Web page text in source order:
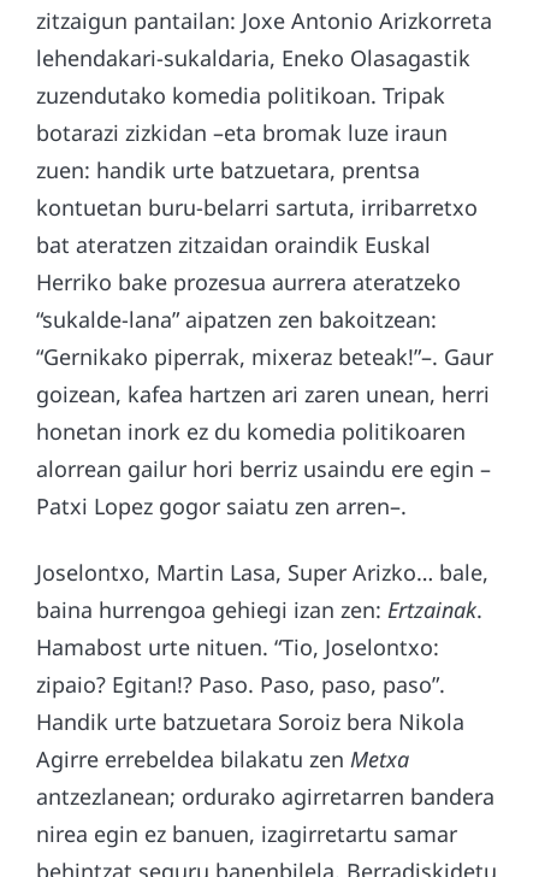
zitzaigun pantailan: Joxe Antonio Arizkorreta
lehendakari-sukaldaria, Eneko Olasagastik
zuzendutako komedia politikoan. Tripak
botarazi zizkidan –eta bromak luze iraun
zuen: handik urte batzuetara, prentsa
kontuetan buru-belarri sartuta, irribarretxo
bat ateratzen zitzaidan oraindik Euskal
Herriko bake prozesua aurrera ateratzeko
“sukalde-lana” aipatzen zen bakoitzean:
“Gernikako piperrak, mixeraz beteak!”–. Gaur
goizean, kafea hartzen ari zaren unean, herri
honetan inork ez du komedia politikoaren
alorrean gailur hori berriz usaindu ere egin –
Patxi Lopez gogor saiatu zen arren–.
Joselontxo, Martin Lasa, Super Arizko… bale,
baina hurrengoa gehiegi izan zen: Ertzainak.
Hamabost urte nituen. “Tio, Joselontxo:
zipaio? Egitan!? Paso. Paso, paso, paso”.
Handik urte batzuetara Soroiz bera Nikola
Agirre errebeldea bilakatu zen Metxa
antzezlanean; ordurako agirretarren bandera
nirea egin ez banuen, izagirretartu samar
behintzat seguru banenbilela. Berradiskidetu